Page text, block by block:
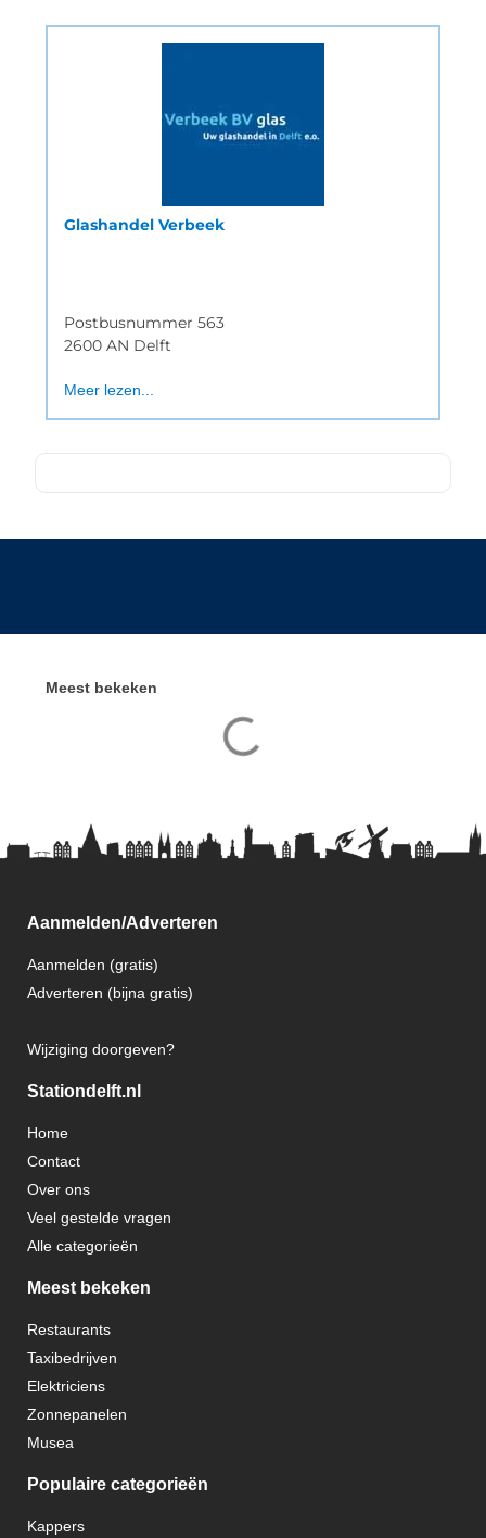
Glashandel Verbeek
Postbusnummer 563
2600 AN Delft
Meer lezen...
Meest bekeken
Aanmelden/Adverteren
Aanmelden (gratis)
Adverteren (bijna gratis)
Wijziging doorgeven?
Stationdelft.nl
Home
Contact
Over ons
Veel gestelde vragen
Alle categorieën
Meest bekeken
Restaurants
Taxibedrijven
Elektriciens
Zonnepanelen
Musea
Populaire categorieën
Kappers